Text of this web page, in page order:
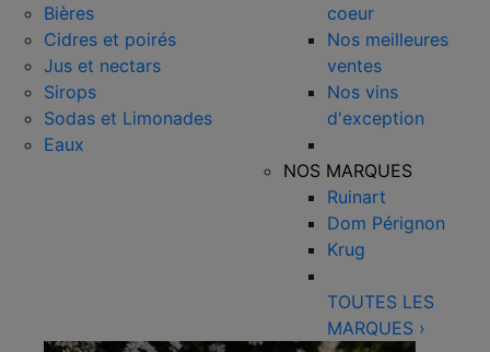
Bières
Cidres et poirés
Jus et nectars
Sirops
Sodas et Limonades
Eaux
coeur
Nos meilleures
ventes
Nos vins
d'exception
NOS MARQUES
Ruinart
Dom Pérignon
Krug
TOUTES LES
MARQUES ›